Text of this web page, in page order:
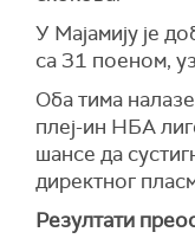
У Мајамију је
са 31 поеном,
Оба тима
плеј-ин НБА
шансе да
директног
Резултати